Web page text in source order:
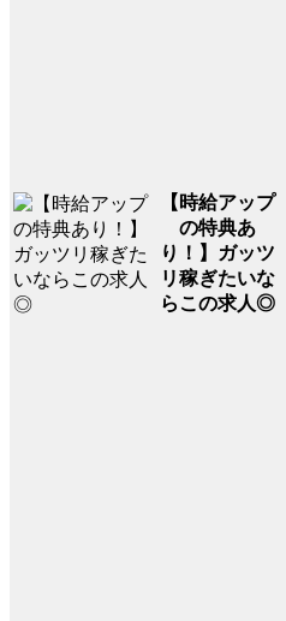
【時給アップ
の特典あ
り！】ガッツ
リ稼ぎたいな
らこの求人◎